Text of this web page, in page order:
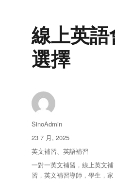
線上英
選擇
作
者
SinoAdmin
发
布
于
23 7 月, 2025
分
英文補習、 英語補習
标
签
一對一英文補習，線上英文補
習，英文補習導師，學生，家